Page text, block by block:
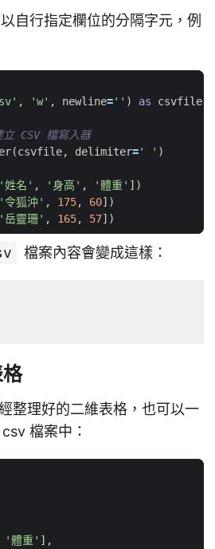
自行指定欄位的分隔字元，例
, 'w' , newline='' ) as csvfile
CSV 檔寫入器
(csvfile, delimiter=' ' )
'姓名' , '身高' , '體重' ])
'令狐沖' , 175, 60])
'岳靈珊' , 165, 57])
檔案內容會變成這樣：
整理好的二維表格，也可以一
檔案中：
'體重' ],